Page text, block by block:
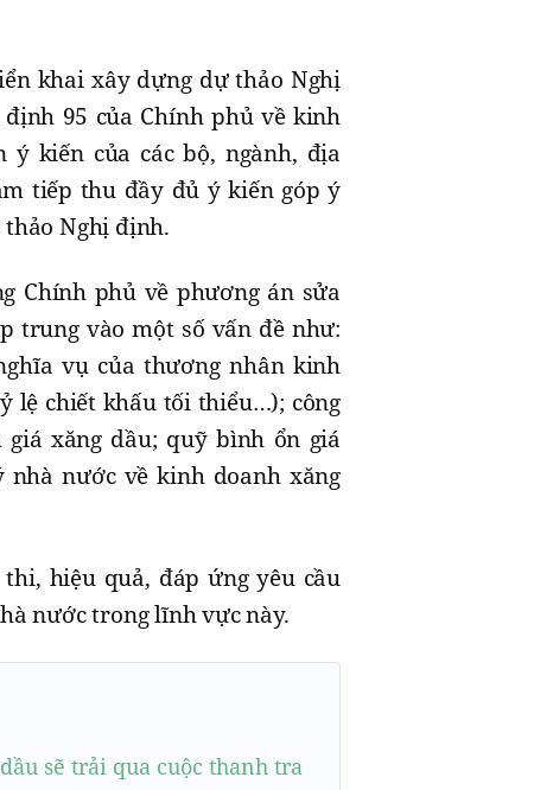
khai xây dựng dự thảo Nghị
95 của Chính phủ về kinh
kiến của các bộ, ngành, địa
tiếp thu đầy đủ ý kiến góp ý
Nghị định.
Chính phủ về phương án sửa
trung vào một số vấn đề như:
vụ của thương nhân kinh
lệ chiết khấu tối thiểu…); công
xăng dầu; quỹ bình ổn giá
nước về kinh doanh xăng
hiệu quả, đáp ứng yêu cầu
nước trong lĩnh vực này.
sẽ trải qua cuộc thanh tra